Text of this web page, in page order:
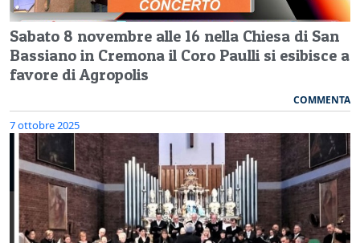
Sabato 8 novembre alle 16 nella Chiesa di San
Bassiano in Cremona il Coro Paulli si esibisce a
favore di Agropolis
COMMENTA
7 ottobre 2025